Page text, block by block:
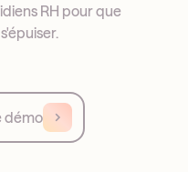
RH pour que
démo